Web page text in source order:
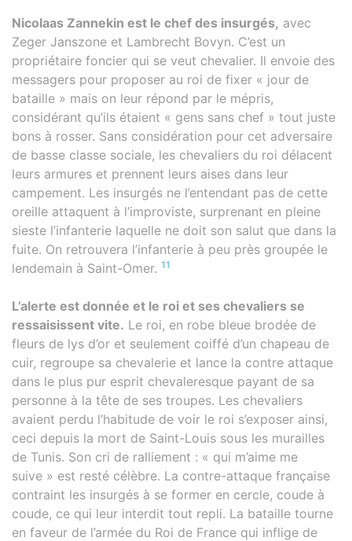
Nicolaas Zannekin est le chef des insurgés, avec
Zeger Janszone et Lambrecht Bovyn. C’est un
propriétaire foncier qui se veut chevalier. Il envoie des
messagers pour proposer au roi de fixer « jour de
bataille » mais on leur répond par le mépris,
considérant qu’ils étaient « gens sans chef » tout juste
bons à rosser. Sans considération pour cet adversaire
de basse classe sociale, les chevaliers du roi délacent
leurs armures et prennent leurs aises dans leur
campement. Les insurgés ne l’entendant pas de cette
oreille attaquent à l’improviste, surprenant en pleine
sieste l’infanterie laquelle ne doit son salut que dans la
fuite. On retrouvera l’infanterie à peu près groupée le
lendemain à Saint-Omer. 11
L’alerte est donnée et le roi et ses chevaliers se
ressaisissent vite. Le roi, en robe bleue brodée de
fleurs de lys d’or et seulement coiffé d’un chapeau de
cuir, regroupe sa chevalerie et lance la contre attaque
dans le plus pur esprit chevaleresque payant de sa
personne à la tête de ses troupes. Les chevaliers
avaient perdu l’habitude de voir le roi s’exposer ainsi,
ceci depuis la mort de Saint-Louis sous les murailles
de Tunis. Son cri de ralliement : « qui m’aime me
suive » est resté célèbre. La contre-attaque française
contraint les insurgés à se former en cercle, coude à
coude, ce qui leur interdit tout repli. La bataille tourne
en faveur de l’armée du Roi de France qui inflige de